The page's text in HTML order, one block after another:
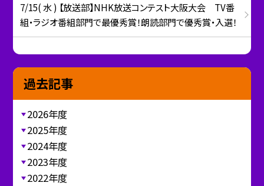
7/15( 水 ) 【放送部】NHK放送コンテスト大阪大会 TV番
組・ラジオ番組部門で最優秀賞！朗読部門で優秀賞・入選！
過去記事
2026年度
2025年度
2024年度
2023年度
2022年度